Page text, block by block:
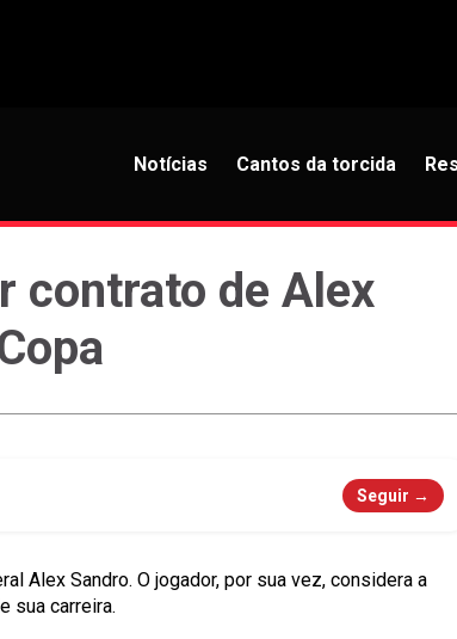
Notícias Cantos da torcida
contrato de Alex
Seguir →
Alex Sandro. O jogador, por sua vez, considera a
sua carreira.